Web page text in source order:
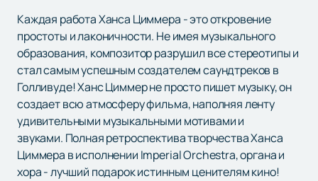
Каждая работа Ханса Циммера - это откровение
простоты и лаконичности. Не имея музыкального
образования, композитор разрушил все стереотипы и
стал самым успешным создателем саундтреков в
Голливуде! Ханс Циммер не просто пишет музыку, он
создает всю атмосферу фильма, наполняя ленту
удивительными музыкальными мотивами и
звуками. Полная ретроспектива творчества Ханса
Циммера в исполнении Imperial Orchestra, органа и
хора - лучший подарок истинным ценителям кино!